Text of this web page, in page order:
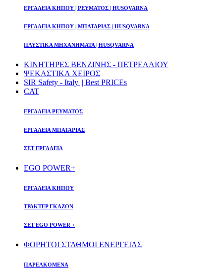
ΕΡΓΑΛΕΙΑ ΚΗΠΟΥ | ΡΕΥΜΑΤΟΣ | HUSQVARNA
ΕΡΓΑΛΕΙΑ ΚΗΠΟΥ | ΜΠΑΤΑΡΙΑΣ | HUSQVARNA
ΠΛΥΣΤΙΚΑ ΜΗΧΑΝΗΜΑΤΑ | HUSQVARNA
ΚΙΝΗΤΗΡΕΣ ΒΕΝΖΙΝΗΣ - ΠΕΤΡΕΛΑΙΟΥ
ΨΕΚΑΣΤΙΚΑ ΧΕΙΡΟΣ
SIR Safety - Italy || Best PRICEs
CAT
ΕΡΓΑΛΕΙΑ ΡΕΥΜΑΤΟΣ
ΕΡΓΑΛΕΙΑ ΜΠΑΤΑΡΙΑΣ
ΣΕΤ ΕΡΓΑΛΕΙΑ
EGO POWER+
ΕΡΓΑΛΕΙΑ ΚΗΠΟΥ
ΤΡΑΚΤΕΡ ΓΚΑΖΟΝ
ΣΕΤ EGO POWER +
ΦΟΡΗΤΟΙ ΣΤΑΘΜΟΙ ΕΝΕΡΓΕΙΑΣ
ΠΑΡΕΛΚΟΜΕΝΑ